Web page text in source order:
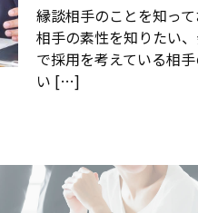
縁談相手のことを知っ
相手の素性を知りたい
で採用を考えている相
い […]